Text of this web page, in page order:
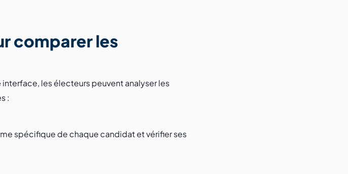
comparer les
les électeurs peuvent analyser les
:
spécifique de chaque candidat et vérifier ses